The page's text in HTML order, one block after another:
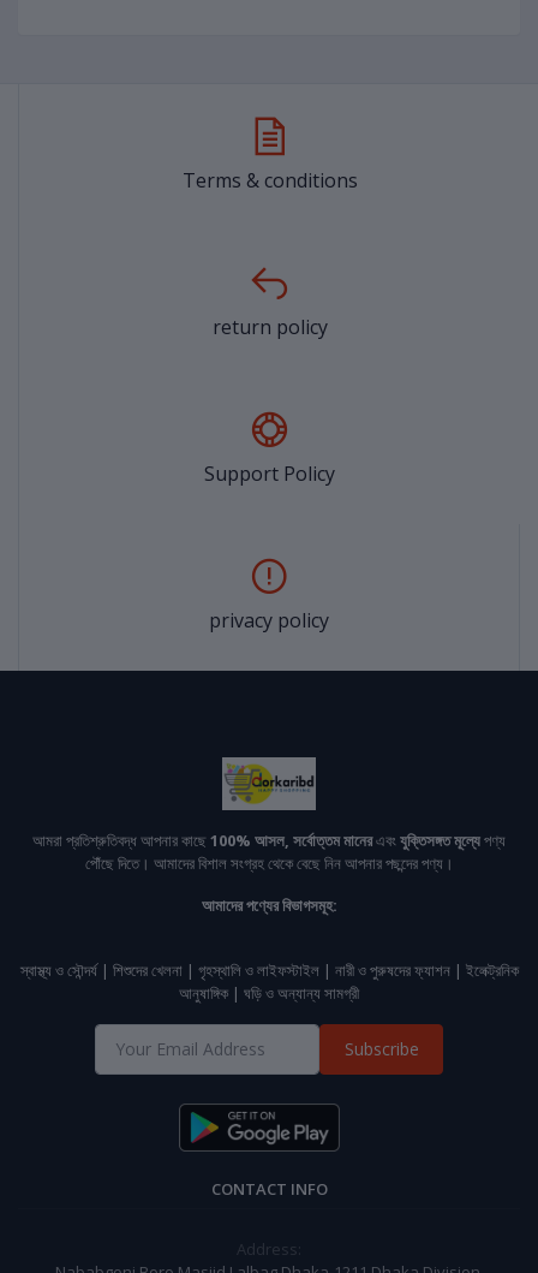
Terms & conditions
return policy
Support Policy
privacy policy
আমরা প্রতিশ্রুতিবদ্ধ আপনার কাছে 100% আসল, সর্বোত্তম মানেরএবংযুক্তিসঙ্গত মূল্যেপণ্য
পৌঁছে দিতে। আমাদের বিশাল সংগ্রহ থেকে বেছে নিন আপনার পছন্দের পণ্য।
আমাদের পণ্যের বিভাগসমূহ:
স্বাস্থ্য ও সৌন্দর্য | শিশুদের খেলনা | গৃহস্থালি ও লাইফস্টাইল | নারী ও পুরুষদের ফ্যাশন | ইলেক্ট্রনিক
আনুষাঙ্গিক | ঘড়ি ও অন্যান্য সামগ্রী
Subscribe
CONTACT INFO
Address: